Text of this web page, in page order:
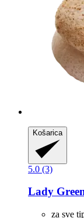
Košarica
5.0 (3)
Lady
za sve